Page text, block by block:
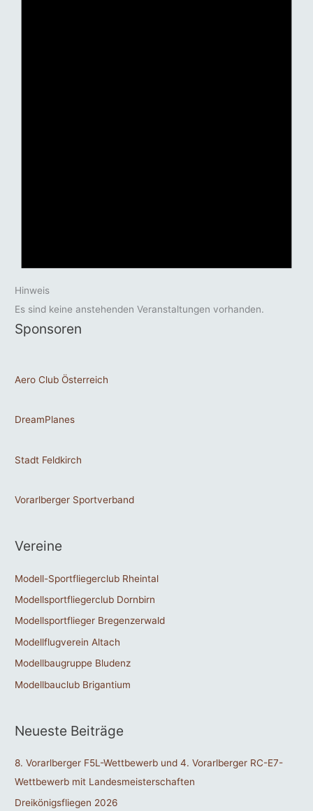
Hinweis
Es sind keine anstehenden Veranstaltungen vorhanden.
Sponsoren
Aero Club Österreich
DreamPlanes
Stadt Feldkirch
Vorarlberger Sportverband
Vereine
Modell-Sportfliegerclub Rheintal
Modellsportfliegerclub Dornbirn
Modellsportflieger Bregenzerwald
Modellflugverein Altach
Modellbaugruppe Bludenz
Modellbauclub Brigantium
Neueste Beiträge
8. Vorarlberger F5L-Wettbewerb und 4. Vorarlberger RC-E7-
Wettbewerb mit Landesmeisterschaften
Dreikönigsfliegen 2026